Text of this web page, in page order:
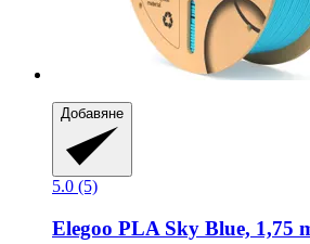
Добавяне
5.0 (5)
Elegoo PLA Sky Blue, 1,75